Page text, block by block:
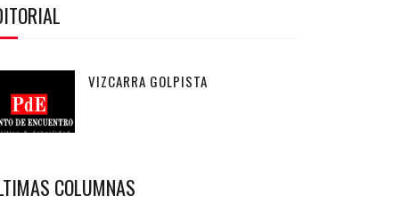
VIZCARRA GOLPISTA
COLUMNAS